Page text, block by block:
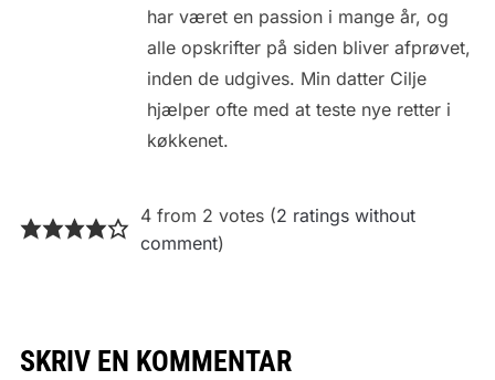
har været en passion i mange år, og
alle opskrifter på siden bliver afprøvet,
inden de udgives. Min datter Cilje
hjælper ofte med at teste nye retter i
køkkenet.
4 from 2 votes (2 ratings without
comment)
SKRIV EN KOMMENTAR